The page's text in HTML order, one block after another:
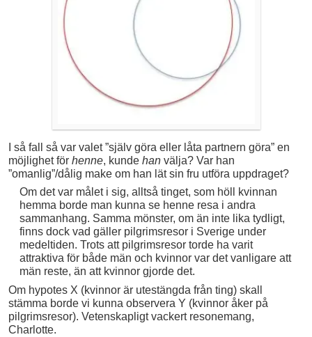
I så fall så var valet ”själv göra eller låta partnern göra” en
möjlighet för henne, kunde han välja? Var han
”omanlig”/dålig make om han lät sin fru utföra uppdraget?
Om det var målet i sig, alltså tinget, som höll kvinnan
hemma borde man kunna se henne resa i andra
sammanhang. Samma mönster, om än inte lika tydligt,
finns dock vad gäller pilgrimsresor i Sverige under
medeltiden. Trots att pilgrimsresor torde ha varit
attraktiva för både män och kvinnor var det vanligare att
män reste, än att kvinnor gjorde det.
Om hypotes X (kvinnor är utestängda från ting) skall
stämma borde vi kunna observera Y (kvinnor åker på
pilgrimsresor). Vetenskapligt vackert resonemang,
Charlotte.